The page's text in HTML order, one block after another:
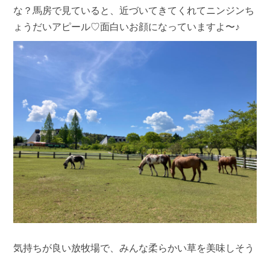
な？馬房で見ていると、近づいてきてくれてニンジンち
ょうだいアピール♡面白いお顔になっていますよ〜♪
気持ちが良い放牧場で、みんな柔らかい草を美味しそう